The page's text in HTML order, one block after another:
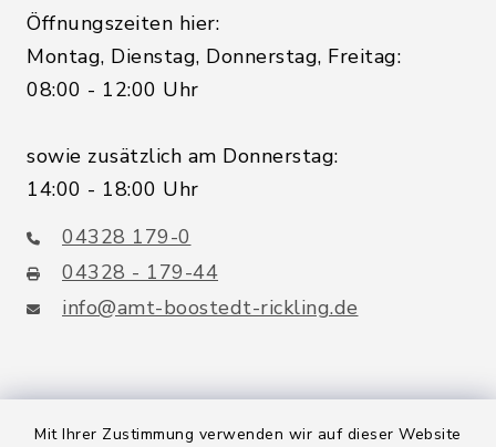
Mit Ihrer Zustimmung verwenden wir auf dieser Website
Öffnungszeiten hier:
Montag, Dienstag, Donnerstag, Freitag:
08:00 - 12:00 Uhr
sowie zusätzlich am Donnerstag:
14:00 - 18:00 Uhr
04328 179-0
04328 - 179-44
info@amt-boostedt-rickling.de
Quicklinks